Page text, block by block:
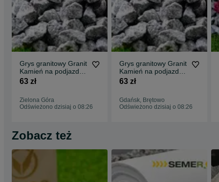
Grys granitowy Granit
Kamień na podjazd
parking ogród
63 zł
Zielona Góra
Odświeżono dzisiaj o 08:26
Grys granitowy Granit
Kamień na podjazd
parking ogród
63 zł
Gdańsk, Brętowo
Odświeżono dzisiaj o 08:26
Zobacz też